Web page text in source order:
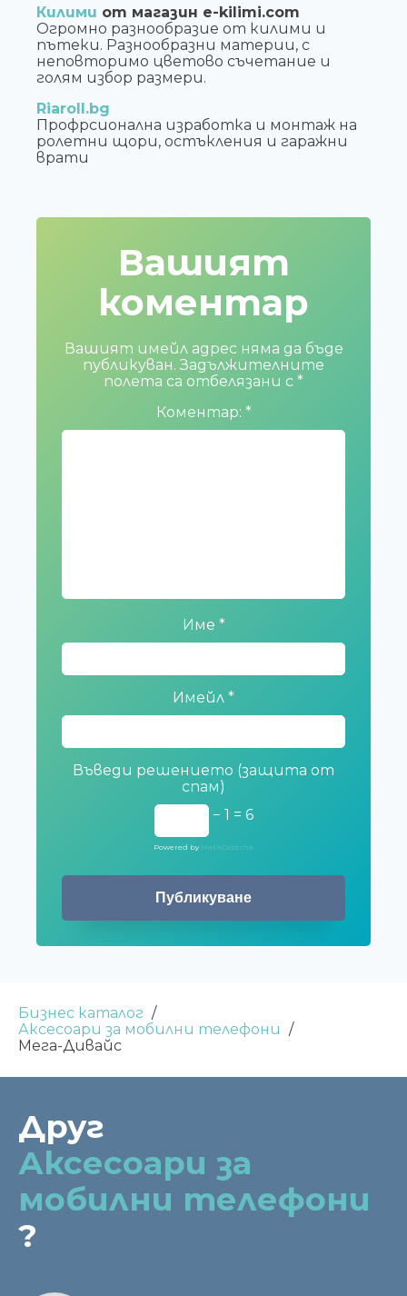
Килими от магазин e-kilimi.com
Огромно разнообразие от килими и
пътеки. Разнообразни материи, с
неповторимо цветово съчетание и
голям избор размери.
Riaroll.bg
Профрсионална изработка и монтаж на
ролетни щори, остъкления и гаражни
врати
Вашият
коментар
Вашият имейл адрес няма да бъде
публикуван. Задължителните
полета са отбелязани с *
Коментар: *
Име *
Имейл *
Въведи решението (защита от
спам)
− 1 = 6
Powered by MathCaptcha
Бизнес каталог
Аксесоари за мобилни телефони
Мега-Дивайс
Друг
Аксесоари за
мобилни телефони
?